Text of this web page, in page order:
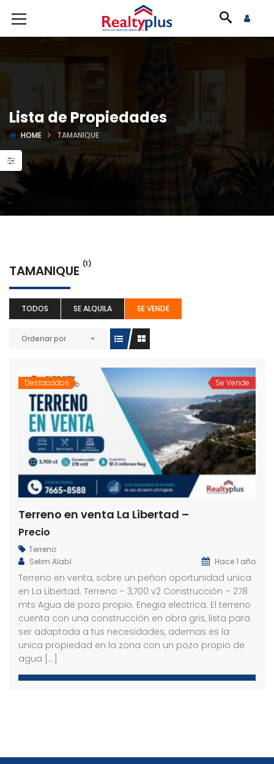
Lista de Propiedades
HOME TAMANIQUE
TAMANIQUE (1)
TODOS SE ALQUILA SE VENDE
Ordenar por
Destacados Se Vende
Terreno en venta La Libertad –
Precio
Terreno
Selim Alabí
Hace 1 año
Terreno en venta, sobre un peñon oportunidad unica
en La Libertad. Terreno – 3,700 v2 Construcción – 278
mts Agua de pozo propio. Enegia electrica. El terreno
cuenta con una construcción en obra gris, lista para
ser adaptada a tus necesidades, ademas es la
unica propiedad en la zona con un pozo propio de
agua […]
Terreno en venta Lomas de Santa Elena Sur
K
Lomas de Santa Elena Sur
Terreno en venta Antiguo Cuscatlán
Precio